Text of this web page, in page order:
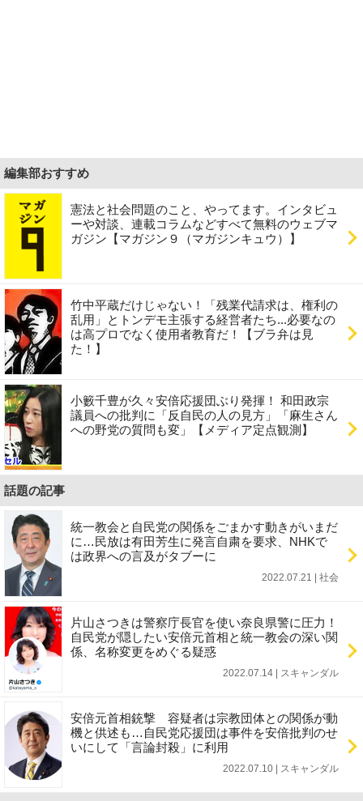
編集部おすすめ
憲法と社会問題のこと、やってます。インタビュ
ーや対談、連載コラムなどすべて無料のウェブマ
ガジン【マガジン９（マガジンキュウ）】
竹中平蔵だけじゃない！「残業代請求は、権利の
乱用」とトンデモ主張する経営者たち...必要なの
は高プロでなく使用者教育だ！【ブラ弁は見
た！】
小籔千豊が久々安倍応援団ぶり発揮！ 和田政宗
議員への批判に「反自民の人の見方」「麻生さん
への野党の質問も変」【メディア定点観測】
話題の記事
統一教会と自民党の関係をごまかす動きがいまだ
に…民放は有田芳生に発言自粛を要求、NHKで
は政界への言及がタブーに
2022.07.21 | 社会
片山さつきは警察庁長官を使い奈良県警に圧力！
自民党が隠したい安倍元首相と統一教会の深い関
係、名称変更をめぐる疑惑
2022.07.14 | スキャンダル
安倍元首相銃撃 容疑者は宗教団体との関係が動
機と供述も…自民党応援団は事件を安倍批判のせ
いにして「言論封殺」に利用
2022.07.10 | スキャンダル